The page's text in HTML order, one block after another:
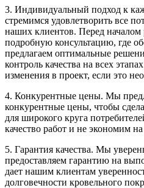
3. Индивидуальный подход к
стремимся удовлетворить все
наших клиентов. Перед
подробную консультацию, где
предлагаем оптимальные
контроль качества на всех
изменения в проект, если это
4. Конкурентные цены. Мы
конкурентные цены, чтобы
для широкого круга
качество работ и не экономим
5. Гарантия качества. Мы
предоставляем гарантию на
дает нашим клиентам
долговечности кровельного